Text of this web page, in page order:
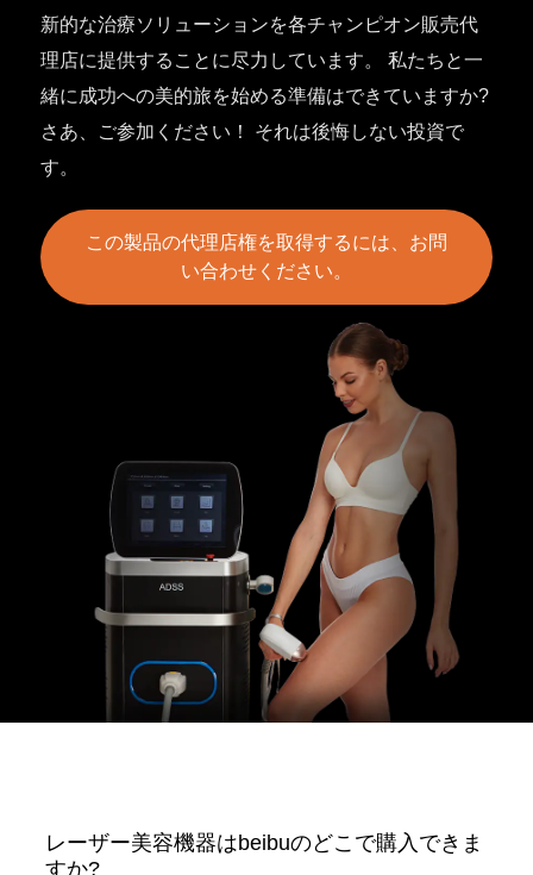
新的な治療ソリューションを各チャンピオン販売代
理店に提供することに尽力しています。 私たちと一
緒に成功への美的旅を始める準備はできていますか?
さあ、ご参加ください！ それは後悔しない投資で
す。
この製品の代理店権を取得するには、お問
い合わせください。
レーザー美容機器はbeibuのどこで購入できま
すか?